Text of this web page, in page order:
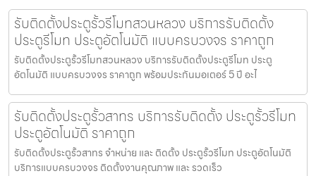
รับติดตั้งประตูรั้วรีโมทสวนหลวง บริการรับติดตั้ง
ประตูรีโมท ประตูอัตโนมัติ แบบครบวงจร ราคาถูก
รับติดตั้งประตูรั้วรีโมทสวนหลวง บริการรับติดตั้งประตูรีโมท ประตู
อัตโนมัติ แบบครบวงจร ราคาถูก พร้อมประกันมอเตอร์ 5 ปี อะไ
รับติดตั้งประตูรั้วสาทร บริการรับติดตั้ง ประตูรั้วรีโมท
ประตูอัตโนมัติ ราคาถูก
รับติดตั้งประตูรั้วสาทร จำหน่าย และ ติดตั้ง ประตูรั้วรีโมท ประตูอัตโนมัติ
บริการแบบครบวงจร ติดตั้งงานคุณภาพ และ รวดเร็ว